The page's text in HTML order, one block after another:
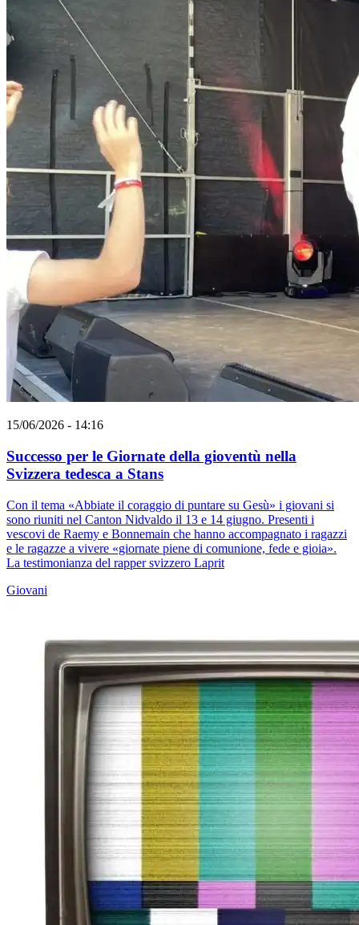
15/06/2026 - 14:16
Successo per le Giornate della gioventù nella
Svizzera tedesca a Stans
Con il tema «Abbiate il coraggio di puntare su Gesù» i giovani si
sono riuniti nel Canton Nidvaldo il 13 e 14 giugno. Presenti i
vescovi de Raemy e Bonnemain che hanno accompagnato i ragazzi
e le ragazze a vivere «giornate piene di comunione, fede e gioia».
La testimonianza del rapper svizzero Laprit
Giovani